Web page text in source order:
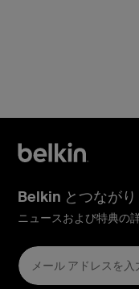
Belkin とつながり
ニュースおよび特典の